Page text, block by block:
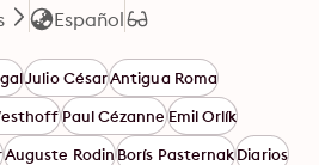
Español
Julio CésarAntigua Roma
Paul CézanneEmil Orlík
Auguste RodinBorís PasternakDiarios